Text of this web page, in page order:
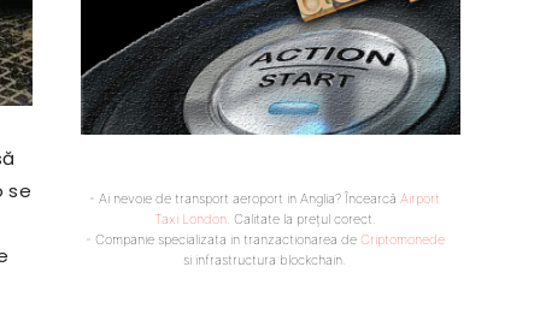
se
- Ai nevoie de transport aeroport in Anglia? Încearcă Airport
Taxi London. Calitate la prețul corect.
- Companie specializata in tranzactionarea de Criptomonede
si infrastructura blockchain.